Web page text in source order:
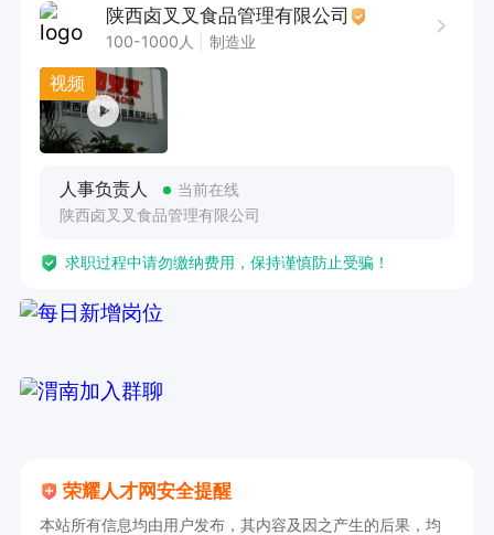
陕西卤叉叉食品管理有限公司
100-1000人 制造业
视频
人事负责人
当前在线
陕西卤叉叉食品管理有限公司
求职过程中请勿缴纳费用，保持谨慎防止受骗！
荣耀人才网安全提醒
本站所有信息均由用户发布，其内容及因之产生的后果，均